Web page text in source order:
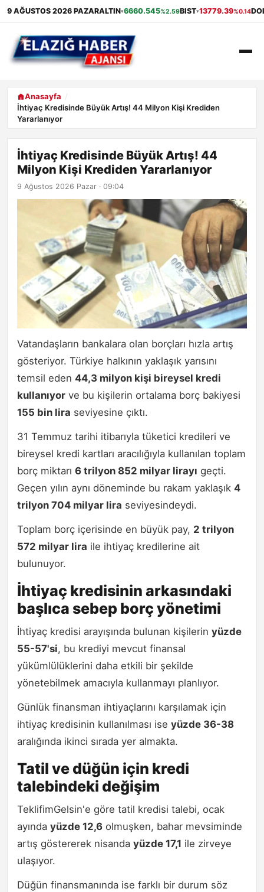
9 AĞUSTOS 2026 PAZARALTIN▾6660.545%2.59BIST▾13779.39%0.14
ANASAYFA
GÜNDEM
EKONOMI
SAĞLIK
ALIŞVERIŞ
Anasayfa
İhtiyaç Kredisinde Büyük Artış! 44 Milyon Kişi Krediden
Yararlanıyor
İhtiyaç Kredisinde Büyük Artış! 44
Milyon Kişi Krediden Yararlanıyor
9 Ağustos 2026 Pazar · 09:04
Vatandaşların bankalara olan borçları hızla artış
gösteriyor. Türkiye halkının yaklaşık yarısını
temsil eden 44,3 milyon kişi bireysel kredi
kullanıyor ve bu kişilerin ortalama borç bakiyesi
155 bin lira seviyesine çıktı.
31 Temmuz tarihi itibarıyla tüketici kredileri ve
bireysel kredi kartları aracılığıyla kullanılan toplam
borç miktarı 6 trilyon 852 milyar lirayı geçti.
Geçen yılın aynı döneminde bu rakam yaklaşık 4
trilyon 704 milyar lira seviyesindeydi.
Toplam borç içerisinde en büyük pay, 2 trilyon
572 milyar lira ile ihtiyaç kredilerine ait
bulunuyor.
İhtiyaç kredisinin arkasındaki
başlıca sebep borç yönetimi
İhtiyaç kredisi arayışında bulunan kişilerin yüzde
55-57'si, bu krediyi mevcut finansal
yükümlülüklerini daha etkili bir şekilde
yönetebilmek amacıyla kullanmayı planlıyor.
Günlük finansman ihtiyaçlarını karşılamak için
ihtiyaç kredisinin kullanılması ise yüzde 36-38
aralığında ikinci sırada yer almakta.
Tatil ve düğün için kredi
talebindeki değişim
TeklifimGelsin'e göre tatil kredisi talebi, ocak
ayında yüzde 12,6 olmuşken, bahar mevsiminde
artış göstererek nisanda yüzde 17,1 ile zirveye
ulaşıyor.
Düğün finansmanında ise farklı bir durum söz